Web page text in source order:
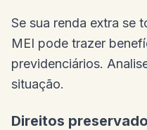
Se sua renda extra se
MEI pode trazer
previdenciários.
situação.
Direitos